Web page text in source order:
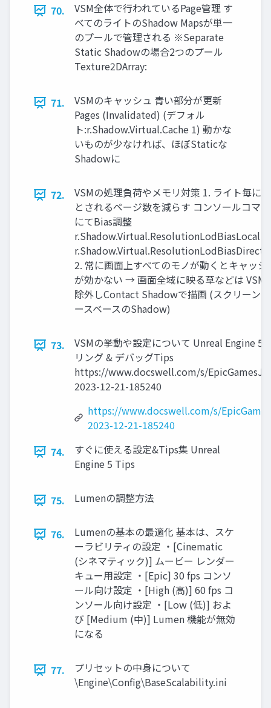
70.
VSM全体で行われているPage管理 す
べてのライトのShadow Mapsが単一
のプールで管理される ※Separate
Static Shadowの場合2つのプール
Texture2DArray:
71.
VSMのキャッシュ 青い部分が更新
Pages (Invalidated) (デフォル
ト:r.Shadow.Virtual.Cache 1) 動かな
いものが少なければ、ほぼStaticな
Shadowに
72.
VSMの処理負荷やメモリ対策 1. ライト毎に
とされるページ数を減らす コンソールコマ
にてBias調整
r.Shadow.Virtual.ResolutionLodBiasLocal
2. 常に画面上すべてのモノが動くとキャッシ
が効かない → 画面全域に映る草などは VSM
除外しContact Shadowで描画 (スクリーン
ースベースのShadow)
73.
VSMの挙動や設定について Unreal Engine 5
リング & デバッグTips
https://www.docswell.com/s/
2023-12-21-185240
https://www.docswell.com/s/
2023-12-21-185240
74.
すぐに使える設定&Tips集 Unreal
Engine 5 Tips
75. Lumenの調整方法
76.
Lumenの基本の最適化 基本は、スケ
ーラビリティの設定 ・[Cinematic
(シネマティック)] ムービー レンダー
キュー用設定 ・[Epic] 30 fps コンソ
ール向け設定 ・[High (高)] 60 fps コ
ンソール向け設定 ・[Low (低)] およ
び [Medium (中)] Lumen 機能が無効
になる
77.
プリセットの中身について
\Engine\Config\BaseScalability.ini